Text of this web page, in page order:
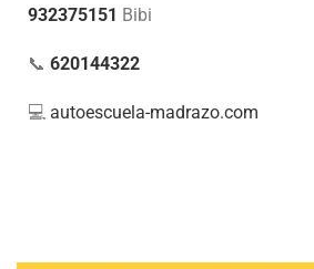
932375151 Bibi
📞 620144322
💻 autoescuela-madrazo.com